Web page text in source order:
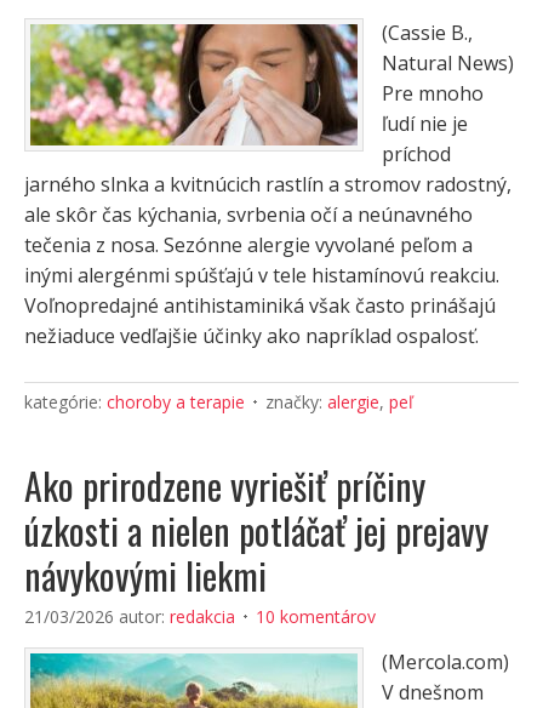
(Cassie B.,
Natural News)
Pre mnoho
ľudí nie je
príchod
jarného slnka a kvitnúcich rastlín a stromov radostný,
ale skôr čas kýchania, svrbenia očí a neúnavného
tečenia z nosa. Sezónne alergie vyvolané peľom a
inými alergénmi spúšťajú v tele histamínovú reakciu.
Voľnopredajné antihistaminiká však často prinášajú
nežiaduce vedľajšie účinky ako napríklad ospalosť.
kategórie: choroby a terapie značky: alergie, peľ
Ako prirodzene vyriešiť príčiny
úzkosti a nielen potláčať jej prejavy
návykovými liekmi
21/03/2026 autor: redakcia 10 komentárov
(Mercola.com)
V dnešnom